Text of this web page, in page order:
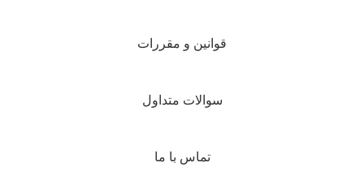
قوانین و مقررات
سوالات متداول
تماس با ما